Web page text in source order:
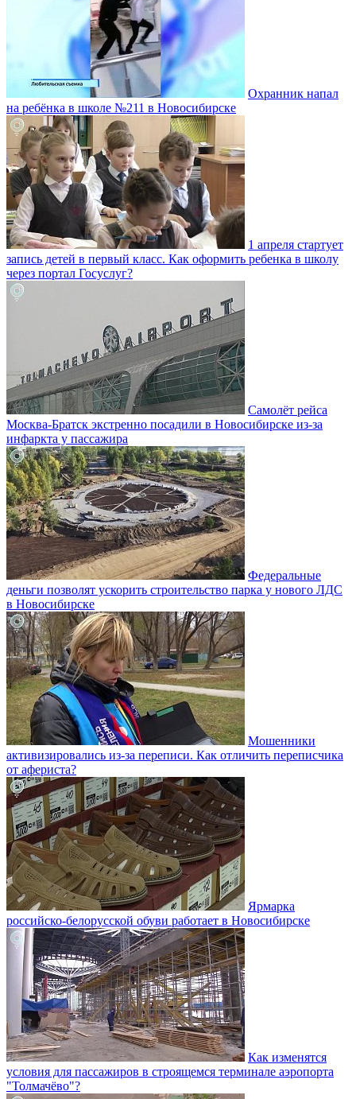
Охранник напал
на ребёнка в школе №211 в Новосибирске
1 апреля стартует
запись детей в первый класс. Как оформить ребенка в школу
через портал Госуслуг?
Самолёт рейса
Москва-Братск экстренно посадили в Новосибирске из-за
инфаркта у пассажира
Федеральные
деньги позволят ускорить строительство парка у нового ЛДС
в Новосибирске
Мошенники
активизировались из-за переписи. Как отличить переписчика
от афериста?
Ярмарка
российско-белорусской обуви работает в Новосибирске
Как изменятся
условия для пассажиров в строящемся терминале аэропорта
"Толмачёво"?